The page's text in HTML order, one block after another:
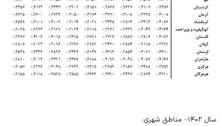
سال ۱۴۰۲– مناطق شهری: